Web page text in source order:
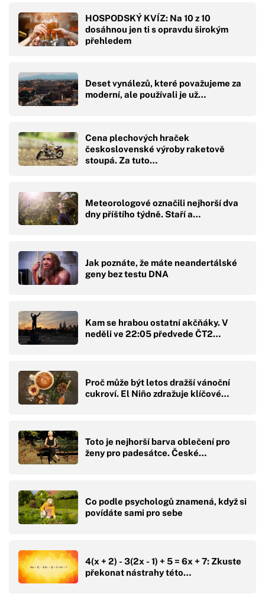
HOSPODSKÝ KVÍZ: Na 10 z 10
dosáhnou jen ti s opravdu širokým
přehledem
Deset vynálezů, které považujeme za
moderní, ale používali je už…
Cena plechových hraček
československé výroby raketově
stoupá. Za tuto…
Meteorologové označili nejhorší dva
dny příštího týdně. Staří a…
Jak poznáte, že máte neandertálské
geny bez testu DNA
Kam se hrabou ostatní akčňáky. V
neděli ve 22:05 předvede ČT2…
Proč může být letos dražší vánoční
cukroví. El Niño zdražuje klíčové…
Toto je nejhorší barva oblečení pro
ženy pro padesátce. České…
Co podle psychologů znamená, když si
povídáte sami pro sebe
4(x + 2) - 3(2x - 1) + 5 = 6x + 7: Zkuste
překonat nástrahy této…